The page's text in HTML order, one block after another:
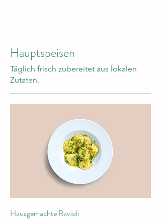
Hauptspeisen
Täglich frisch zubereitet aus lokalen
Zutaten.
Hausgemachte Ravioli